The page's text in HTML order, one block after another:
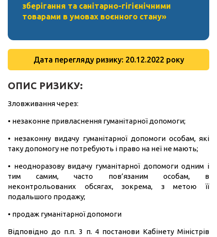
зберігання та санітарно-гігієнічними
товарами в умовах воєнного стану»
Дата перегляду ризику: 20.12.2022 року
ОПИС РИЗИКУ:
Зловживання через:
• незаконне привласнення гуманітарної допомоги;
• незаконну видачу гуманітарної допомоги особам, які
таку допомогу не потребують і право на неї не мають;
• неодноразову видачу гуманітарної допомоги одним і
тим самим, часто пов’язаним особам, в
неконтрольованих обсягах, зокрема, з метою її
подальшого продажу;
• продаж гуманітарної допомоги
Відповідно до п.п. 3 п. 4 постанови Кабінету Міністрів